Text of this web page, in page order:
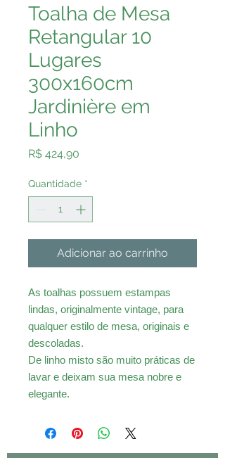
Toalha de Mesa
Retangular 10
Lugares
300x160cm
Jardinière em
Linho
R$ 424,90
Quantidade *
Adicionar ao carrinho
As toalhas possuem estampas
lindas, originalmente vintage, para
qualquer estilo de mesa, originais e
descoladas.
De linho misto são muito práticas de
lavar e deixam sua mesa nobre e
elegante.